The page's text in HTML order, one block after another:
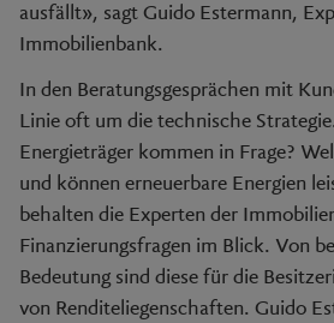
ausfällt», sagt Guido Estermann,
Immobilienbank.
In den Beratungsgesprächen mit
Linie oft um die technische
Energieträger kommen in Frage?
und können erneuerbare Energien
behalten die Experten der
Finanzierungsfragen im Blick. Von
Bedeutung sind diese für die
von Renditeliegenschaften. Guido